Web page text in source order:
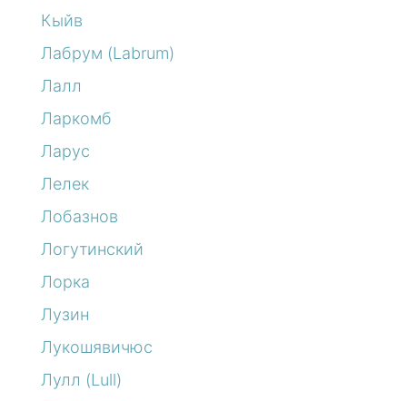
Кыйв
Лабрум (Labrum)
Лалл
Ларкомб
Ларус
Лелек
Лобазнов
Логутинский
Лорка
Лузин
Лукошявичюс
Лулл (Lull)